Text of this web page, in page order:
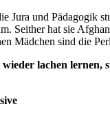
und Pädagogik
Seither hat sie
Mädchen sind die
lachen